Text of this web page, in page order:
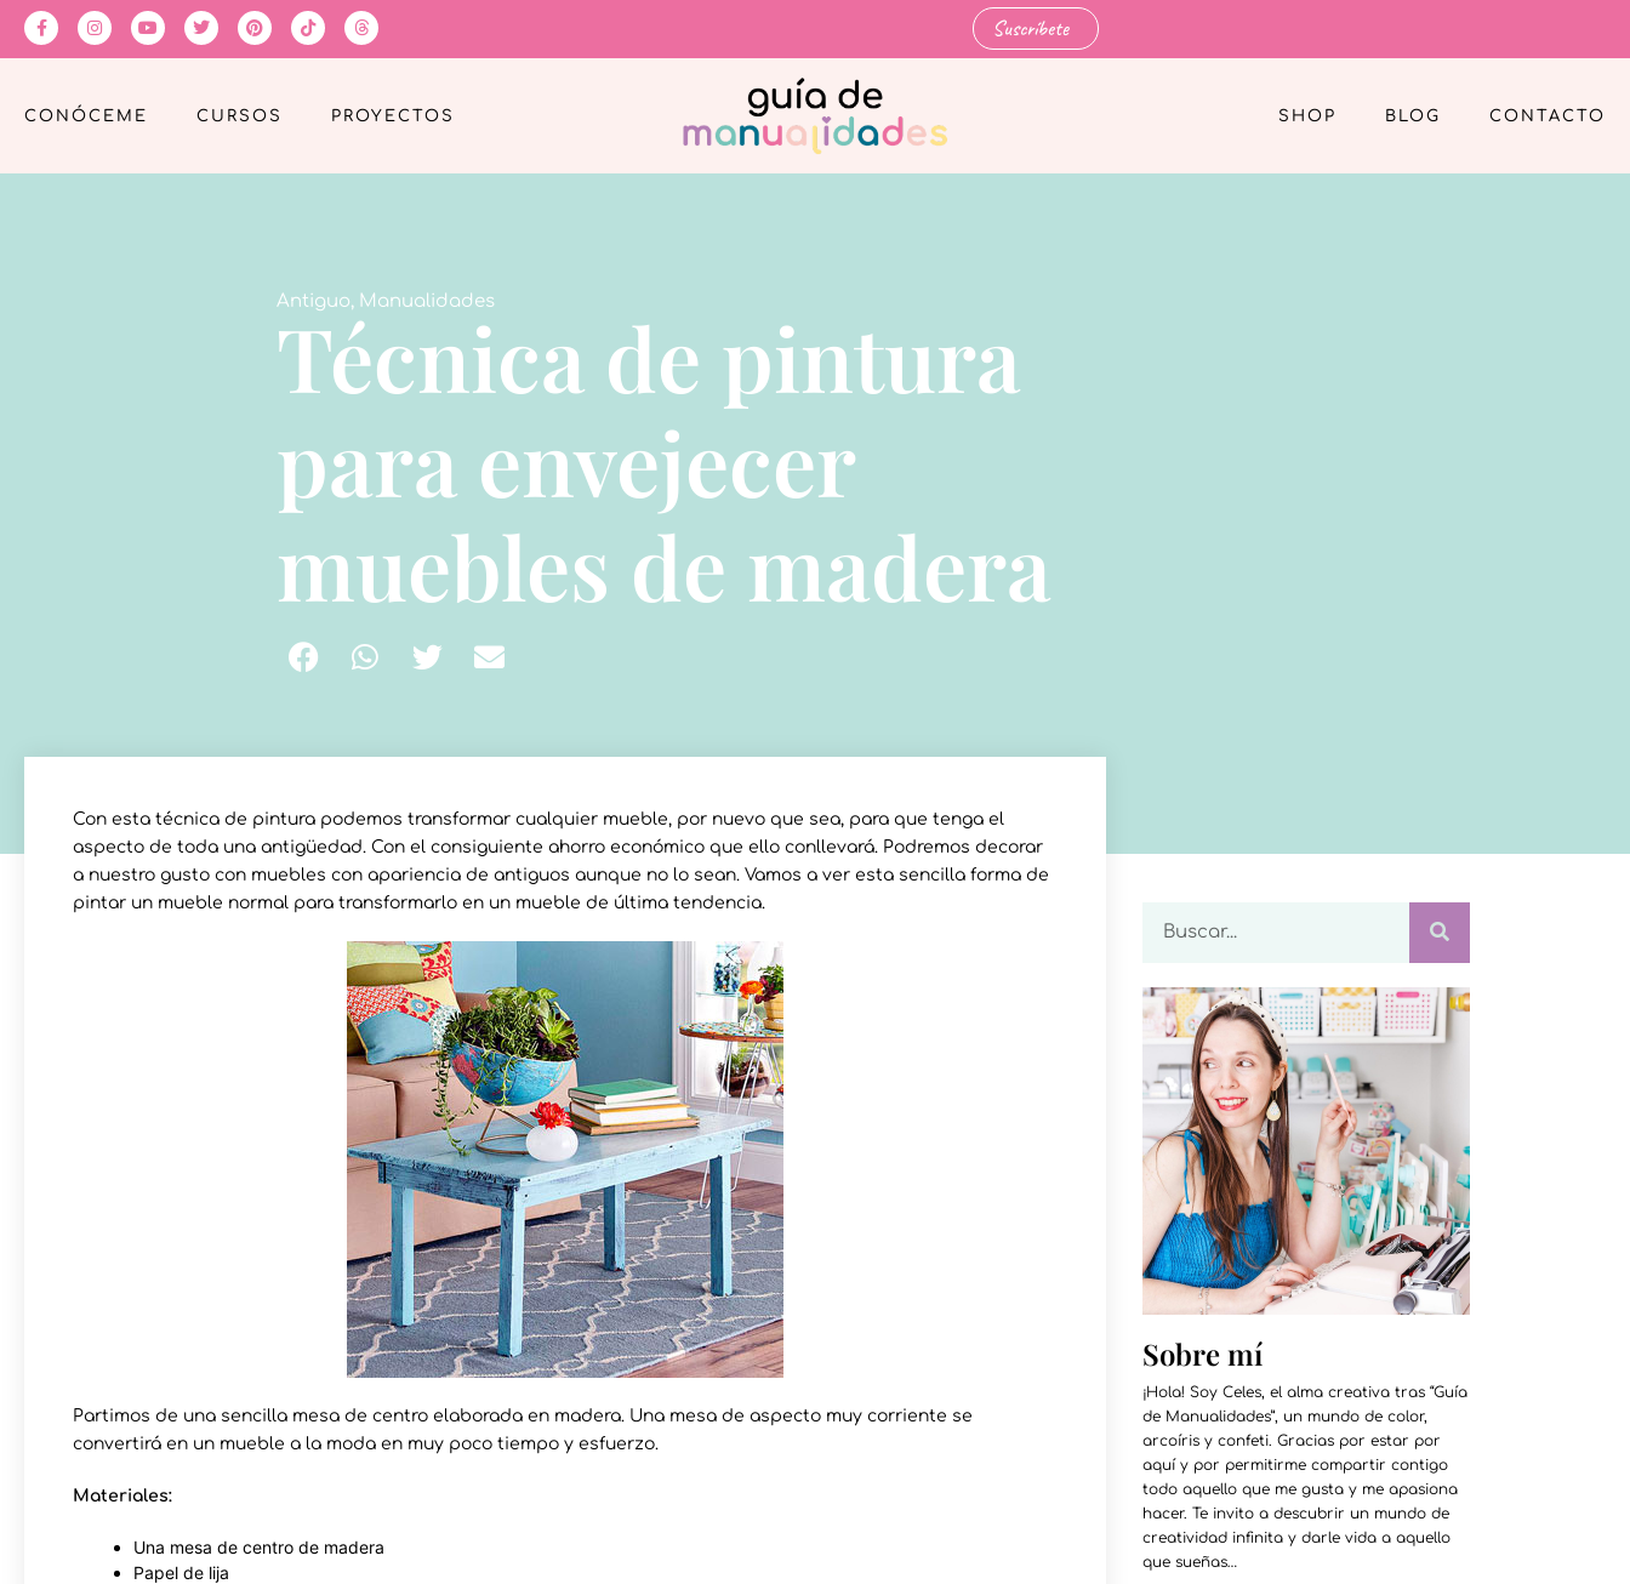
Suscríbete
CONÓCEME CURSOS PROYECTOS SHOP BLOG CONTACTO
Antiguo, Manualidades
Técnica de pintura
para envejecer
muebles de madera
Con esta técnica de pintura podemos transformar cualquier mueble, por nuevo que sea, para que tenga el
aspecto de toda una antigüedad. Con el consiguiente ahorro económico que ello conllevará. Podremos decorar
a nuestro gusto con muebles con apariencia de antiguos aunque no lo sean. Vamos a ver esta sencilla forma de
pintar un mueble normal para transformarlo en un mueble de última tendencia.
Partimos de una sencilla mesa de centro elaborada en madera. Una mesa de aspecto muy corriente se
convertirá en un mueble a la moda en muy poco tiempo y esfuerzo.
Materiales:
Una mesa de centro de madera
Papel de lija
Sobre mí
¡Hola! Soy Celes, el alma creativa tras “Guía
de Manualidades”, un mundo de color,
arcoíris y confeti. Gracias por estar por
aquí y por permitirme compartir contigo
todo aquello que me gusta y me apasiona
hacer. Te invito a descubrir un mundo de
creatividad infinita y darle vida a aquello
que sueñas…